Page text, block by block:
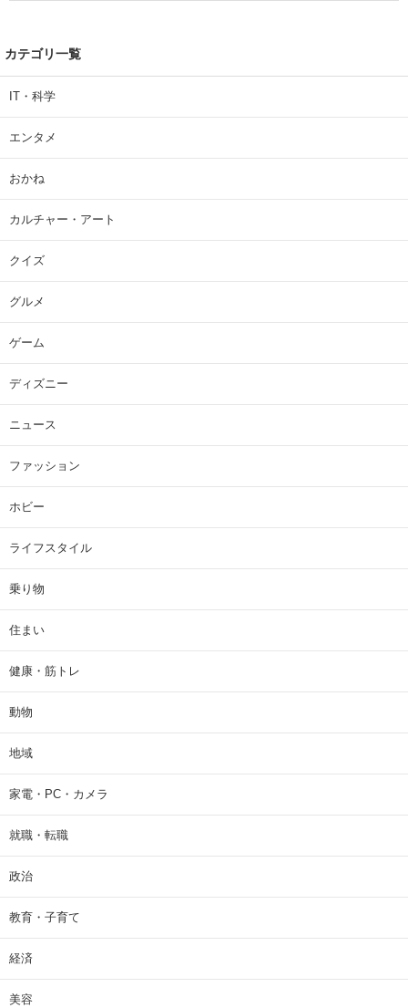
カテゴリ一覧
IT・科学
エンタメ
おかね
カルチャー・アート
クイズ
グルメ
ゲーム
ディズニー
ニュース
ファッション
ホビー
ライフスタイル
乗り物
住まい
健康・筋トレ
動物
地域
家電・PC・カメラ
就職・転職
政治
教育・子育て
経済
美容